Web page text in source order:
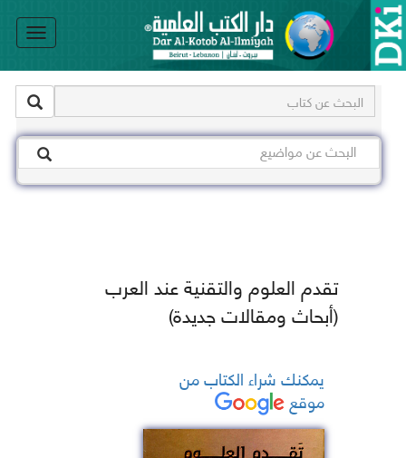
تقدم العلوم والتقنية عند العرب
(أبحاث ومقالات جديدة)
يمكنك شراء الكتاب من
موقع